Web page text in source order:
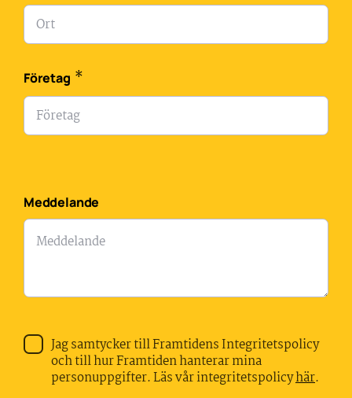
Företag *
Meddelande
Jag samtycker till Framtidens Integritetspolicy
och till hur Framtiden hanterar mina
personuppgifter. Läs vår integritetspolicyhär.